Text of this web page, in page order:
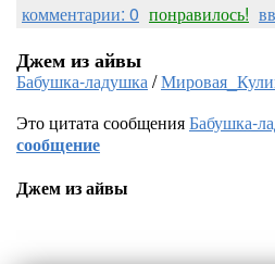
комментарии: 0 понравилось!
Джем из айвы
Бабушка-ладушка/
Это цитата сообщенияБабушка-
сообщение
Джем из айвы